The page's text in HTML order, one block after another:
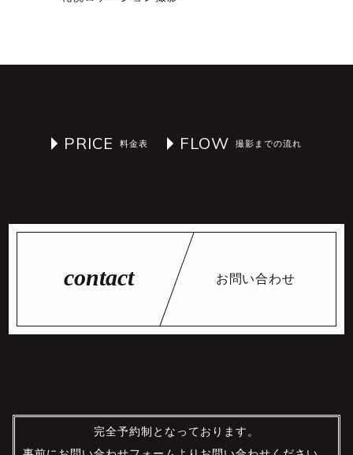
PRICE FLOW
お問い合わせ
完全予約制となっております。